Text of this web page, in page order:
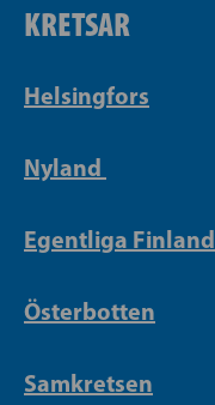
KRETSAR
Helsingfors
Nyland
Egentliga Finland
Österbotten
Samkretsen